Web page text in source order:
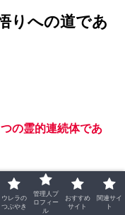
りへの道であ
の霊的連続体であ
、
ない。
ウレラの
つぶやき
管理人プ
ロフィー
ル
おすすめ
サイト
関連サイ
ト